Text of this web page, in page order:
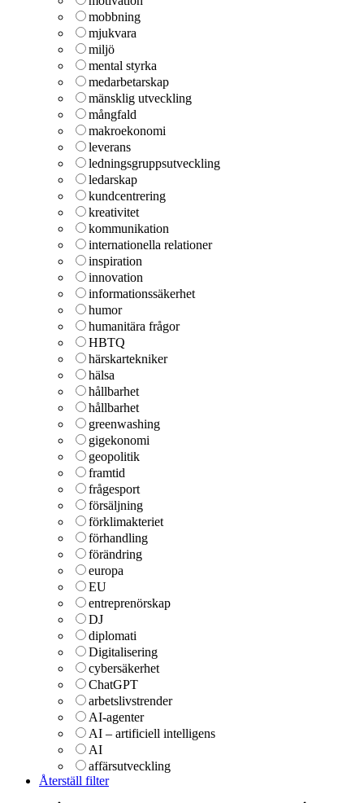
mobbning
mjukvara
miljö
mental styrka
medarbetarskap
mänsklig utveckling
mångfald
makroekonomi
leverans
ledningsgruppsutveckling
ledarskap
kundcentrering
kreativitet
kommunikation
internationella relationer
inspiration
innovation
informationssäkerhet
humor
humanitära frågor
HBTQ
härskartekniker
hälsa
hållbarhet
hållbarhet
greenwashing
gigekonomi
geopolitik
framtid
frågesport
försäljning
förklimakteriet
förhandling
förändring
europa
EU
entreprenörskap
DJ
diplomati
Digitalisering
cybersäkerhet
ChatGPT
arbetslivstrender
AI-agenter
AI – artificiell intelligens
AI
affärsutveckling
Återställ filter